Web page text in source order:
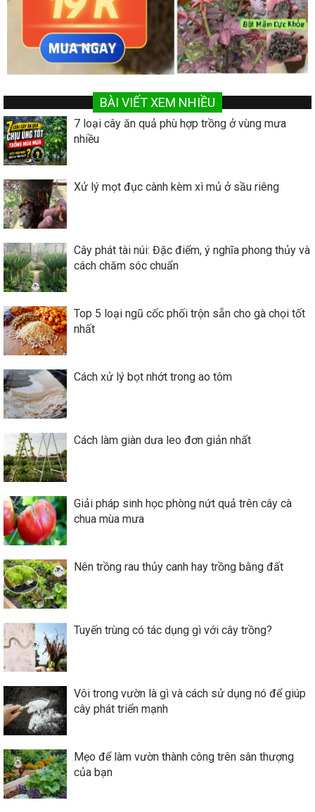
BÀI VIẾT XEM NHIỀU
7 loại cây ăn quả phù hợp trồng ở vùng mưa
nhiều
Xử lý mọt đục cành kèm xì mủ ở sầu riêng
Cây phát tài núi: Đặc điểm, ý nghĩa phong thủy và
cách chăm sóc chuẩn
Top 5 loại ngũ cốc phối trộn sẵn cho gà chọi tốt
nhất
Cách xử lý bọt nhớt trong ao tôm
Cách làm giàn dưa leo đơn giản nhất
Giải pháp sinh học phòng nứt quả trên cây cà
chua mùa mưa
Nên trồng rau thủy canh hay trồng bằng đất
Tuyến trùng có tác dụng gì với cây trồng?
Vôi trong vườn là gì và cách sử dụng nó để giúp
cây phát triển mạnh
Mẹo để làm vườn thành công trên sân thượng
của bạn